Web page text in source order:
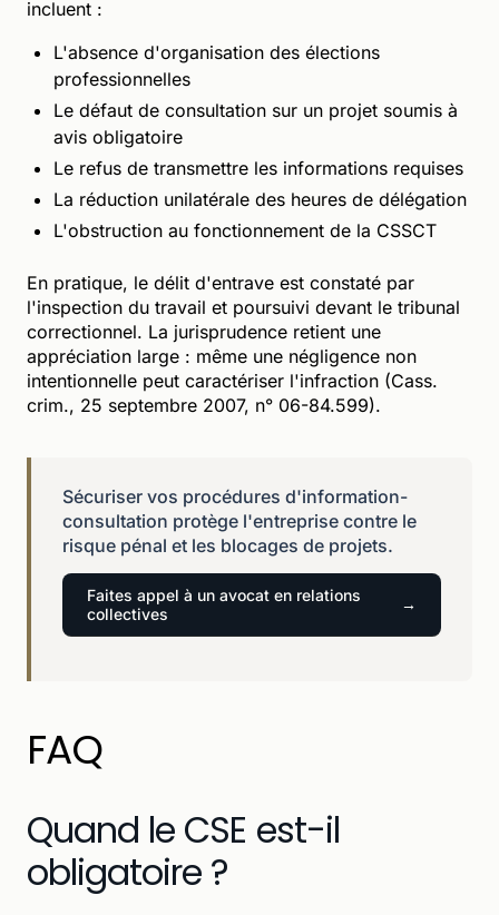
incluent :
L'absence d'organisation des élections
professionnelles
Le défaut de consultation sur un projet soumis à
avis obligatoire
Le refus de transmettre les informations requises
La réduction unilatérale des heures de délégation
L'obstruction au fonctionnement de la CSSCT
En pratique, le délit d'entrave est constaté par
l'inspection du travail et poursuivi devant le tribunal
correctionnel. La jurisprudence retient une
appréciation large : même une négligence non
intentionnelle peut caractériser l'infraction (Cass.
crim., 25 septembre 2007, n° 06-84.599).
Sécuriser vos procédures d'information-
consultation protège l'entreprise contre le
risque pénal et les blocages de projets.
Faites appel à un avocat en relations
collectives
FAQ
Quand le CSE est-il
obligatoire ?